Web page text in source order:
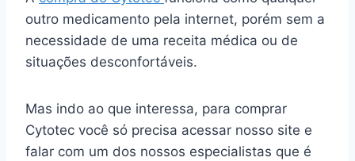
outro medicamento pela internet, porém sem a
necessidade de uma receita médica ou de
situações desconfortáveis.
Mas indo ao que interessa, para comprar
Cytotec você só precisa acessar nosso site e
falar com um dos nossos especialistas que é